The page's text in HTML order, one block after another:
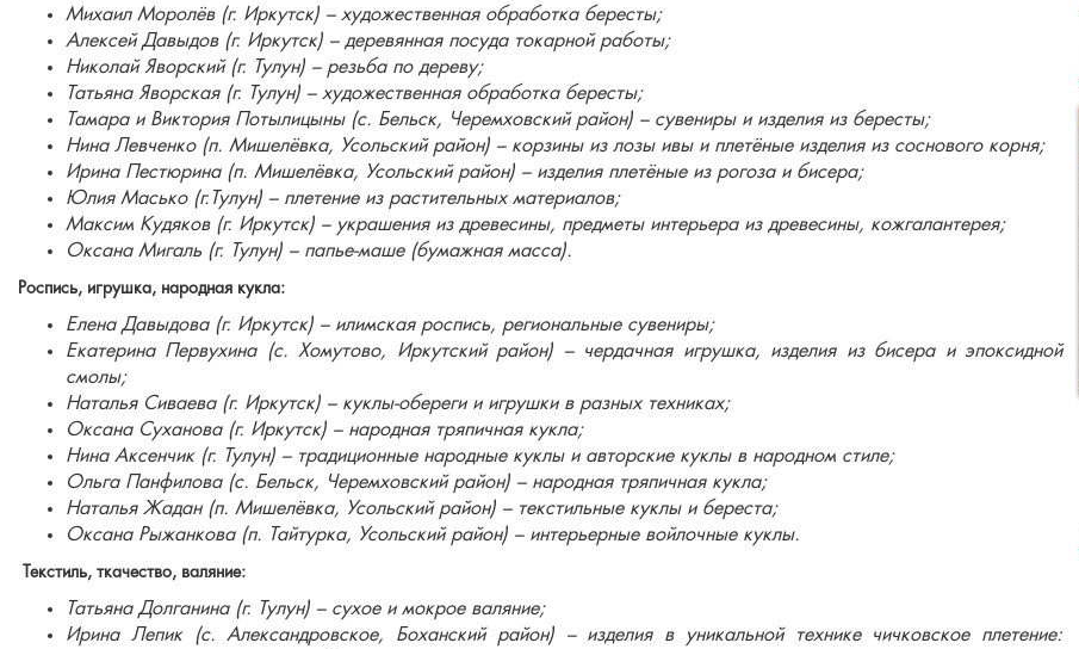
Михаил Моролёв (г. Иркутск) – художественная обработка бересты;
Алексей Давыдов (г. Иркутск) – деревянная посуда токарной работы;
Николай Яворский (г. Тулун) – резьба по дереву;
Татьяна Яворская (г. Тулун) – художественная обработка бересты;
Тамара и Виктория Потылицыны (с. Бельск, Черемховский район) – сувениры и изделия из бересты;
Нина Левченко (п. Мишелёвка, Усольский район) – корзины из лозы ивы и плетёные изделия из соснового корня;
Ирина Пестюрина (п. Мишелёвка, Усольский район) – изделия плетёные из рогоза и бисера;
Юлия Масько (г.Тулун) – плетение из растительных материалов;
Максим Кудяков (г. Иркутск) – украшения из древесины, предметы интерьера из древесины, кожгалантерея;
Оксана Мигаль (г. Тулун) – папье-маше (бумажная масса).
Роспись, игрушка, народная кукла:
Елена Давыдова (г. Иркутск) – илимская роспись, региональные сувениры;
Екатерина Первухина (с. Хомутово, Иркутский район) – чердачная игрушка, изделия из бисера и эпоксидной
смолы;
Наталья Сиваева (г. Иркутск) – куклы-обереги и игрушки в разных техниках;
Оксана Суханова (г. Иркутск) – народная тряпичная кукла;
Нина Аксенчик (г. Тулун) – традиционные народные куклы и авторские куклы в народном стиле;
Ольга Панфилова (с. Бельск, Черемховский район) – народная тряпичная кукла;
Наталья Жадан (п. Мишелёвка, Усольский район) – текстильные куклы и береста;
Оксана Рыжанкова (п. Тайтурка, Усольский район) – интерьерные войлочные куклы.
Текстиль, ткачество, валяние:
Татьяна Долганина (г. Тулун) – сухое и мокрое валяние;
Ирина Лепик (с. Александровское, Боханский район) – изделия в уникальной технике чичковское плетение: